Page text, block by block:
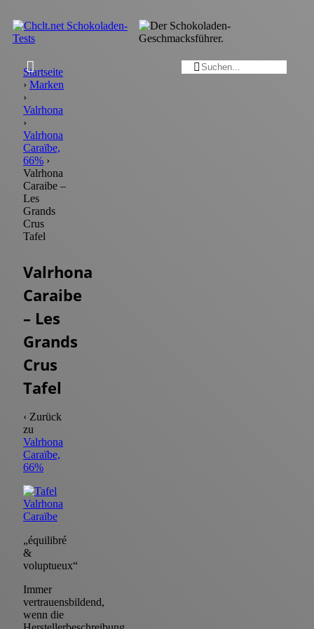
 
Startseite
› Marken
›
Valrhona
›
Valrhona
Caraïbe,
66% ›
Valrhona
Caraibe –
Les
Grands
Crus
Tafel
Valrhona
Caraibe
– Les
Grands
Crus
Tafel
‹ Zurück
zu
Valrhona
Caraïbe,
66%
„équilibré
&
voluptueux“
Immer
vertrauensbildend,
wenn die